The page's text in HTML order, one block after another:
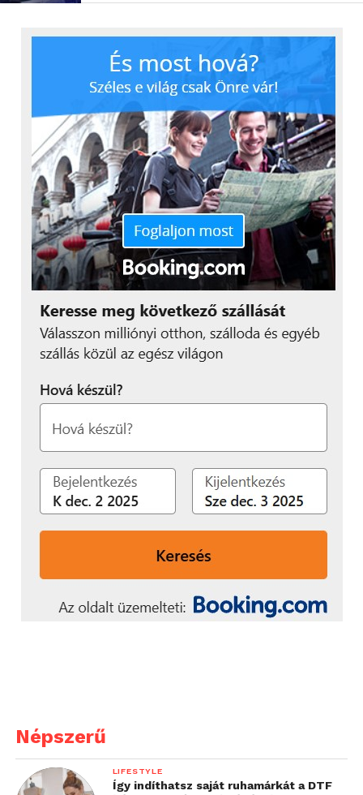
egyetemek képzései, roppant tehetségesek a
fiatalok. A jelentkezőket, így a prodHost csapatát is
komoly górcső alá vették, és azt gondolták, nagyon
izgalmas megoldást nyújtanak az ügyfeleik részére,
amelyben látják az összefonódás lehetőségét mind
üzletileg, mind technológiailag.
„A prodHost egy érett
fázisban lévő megoldást
kínál, amelyben nagy és
globális potenciál rejlik,
amelyet együtt
szeretnénk kiaknázni” –
mondjaBerkovics Dalma.
Mint az interjúból kiderült, a hosszú távú terv
egyértelműen az, hogy a világmárka és a magyar
prodHost együtt léphessen be a gyártóvállalatok
Népszerű
LIFESTYLE
Így indíthatsz saját ruhamárkát a DTF